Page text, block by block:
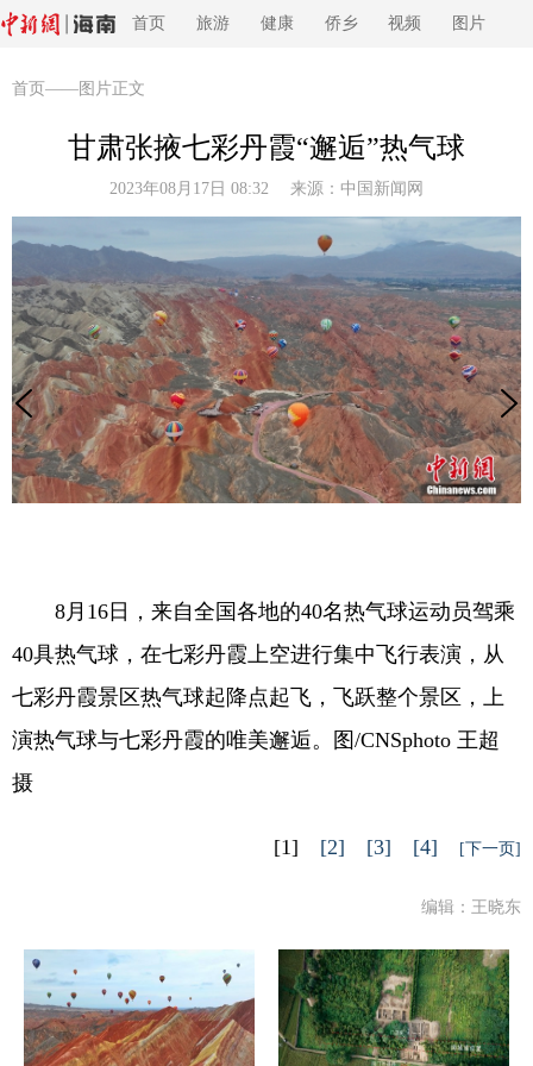
首页 旅游 健康 侨乡 视频 图片
首页 ——图片正文
甘肃张掖七彩丹霞“邂逅”热气球
2023年08月17日 08:32 来源： 中国新闻网
8月16日，来自全国各地的40名热气球运动员驾乘
40具热气球，在七彩丹霞上空进行集中飞行表演，从
七彩丹霞景区热气球起降点起飞，飞跃整个景区，上
演热气球与七彩丹霞的唯美邂逅。图/CNSphoto 王超
摄
[1] [2] [3] [4] [下一页]
编辑：王晓东